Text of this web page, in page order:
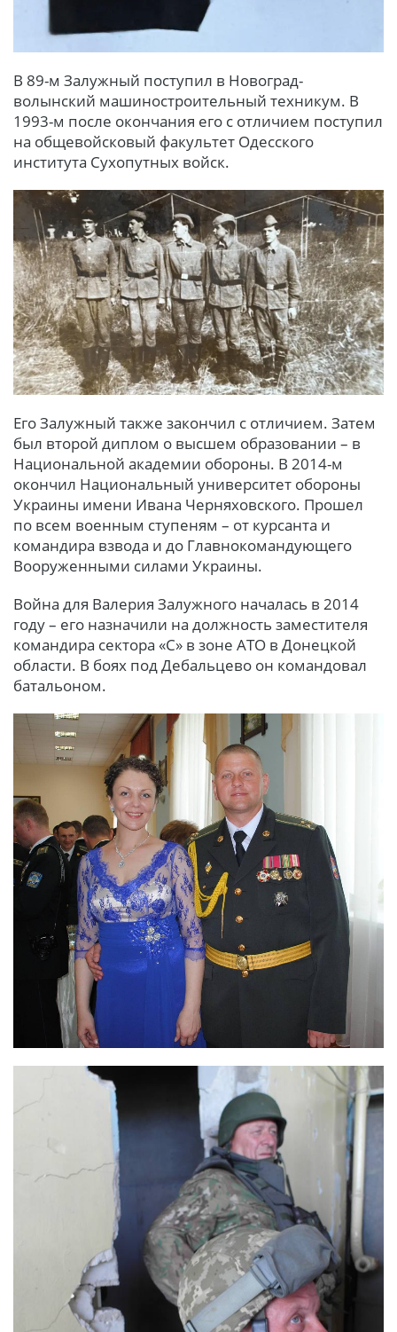
В 89-м Залужный поступил в Новоград-
волынский машиностроительный техникум. В
1993-м после окончания его с отличием поступил
на общевойсковый факультет Одесского
института Сухопутных войск.
Его Залужный также закончил с отличием. Затем
был второй диплом о высшем образовании – в
Национальной академии обороны. В 2014-м
окончил Национальный университет обороны
Украины имени Ивана Черняховского. Прошел
по всем военным ступеням – от курсанта и
командира взвода и до Главнокомандующего
Вооруженными силами Украины.
Война для Валерия Залужного началась в 2014
году – его назначили на должность заместителя
командира сектора «С» в зоне АТО в Донецкой
области. В боях под Дебальцево он командовал
батальоном.